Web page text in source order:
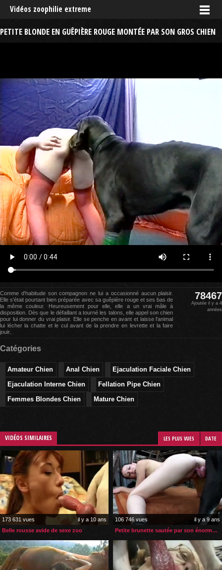
Vidéos zoophilie extreme
PETITE BLONDE EN GUÊPIÈRE ROUGE MONTÉE PAR SON GROS CHIEN
Comme d'habitude son compagnon ne lui a occasionné aucun plaisir.
Elle s'était pourtant bien préparée avec sa guêpière rouge et ses bas de
la même couleur. Heureusement pour elle, elle a un vrai mâle à
disposition. Dès que le défaillant a tourné les talons, elle appel son chien
pour lui donner du vrai plaisir. Elle se penche en avant et laisse l'animal
lui lécher la chatte et le cul avant de la prendre en levrette et la faire
jouir.
78467
Ajoutée il y a 4
années
Catégories
Amateur Chien Anal Chien
Ejaculation Faciale Chien
Ejaculation Interne Chien
Fellation Pipe Chien
Femmes Blondes Chien
Mature Chien
VIDÉOS SIMILAIRES LES PLUS VUES DATE
173 631 vues
il y a 10 ans
Belle rousse avide de sexe zoo
106 746 vues
il y a 9 ans
Petite brunette sautée par son énorme chien